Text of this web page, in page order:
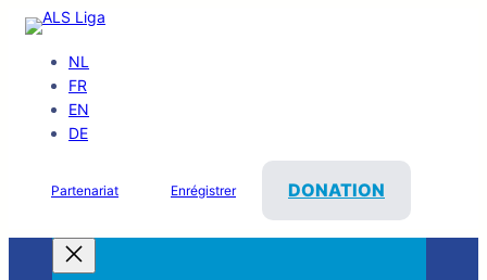
NL
FR
EN
DE
Partenariat Enrégistrer DONATION